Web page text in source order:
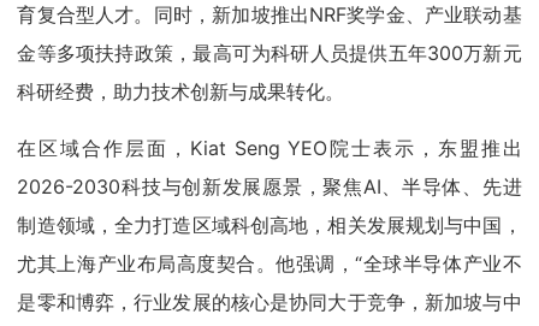
育复合型人才。同时，新加坡推出NRF奖学金、产业联动基
金等多项扶持政策，最高可为科研人员提供五年300万新元
科研经费，助力技术创新与成果转化。
在区域合作层面，Kiat Seng YEO院士表示，东盟推出
2026-2030科技与创新发展愿景，聚焦AI、半导体、先进
制造领域，全力打造区域科创高地，相关发展规划与中国，
尤其上海产业布局高度契合。他强调，“全球半导体产业不
是零和博弈，行业发展的核心是协同大于竞争，新加坡与中